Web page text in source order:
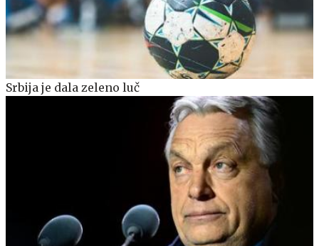
Srbija je dala zeleno luč